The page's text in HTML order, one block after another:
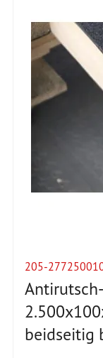
205-
beidseitig